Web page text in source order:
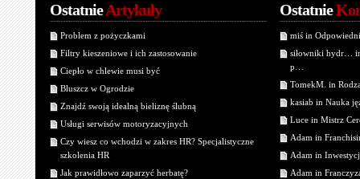
OstatnieArtykuły
Problem z pożyczkami
Filtry kieszeniowe i ich zastosowanie
Ciepło w chlewie musi być
Bluszcz w Ogrodzie
Znajdź swoją idealną bieliznę ślubną
Usługi serwisów motoryzacyjnych
Czy wiesz co wchodzi w zakres HR? Specjalistyczne
szkolenia HR
Jak prawidłowo zaparzyć herbatę?
Ostatnie
miś in
siłowniki hydr…
p…
TomekM. in
kasiab in Nauka
Luce in Mistrz
Adam in
Adam in
Adam in